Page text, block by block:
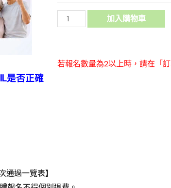
若報名數量為2以上時，請在「
加入購物車
是否正確
過一覽表】